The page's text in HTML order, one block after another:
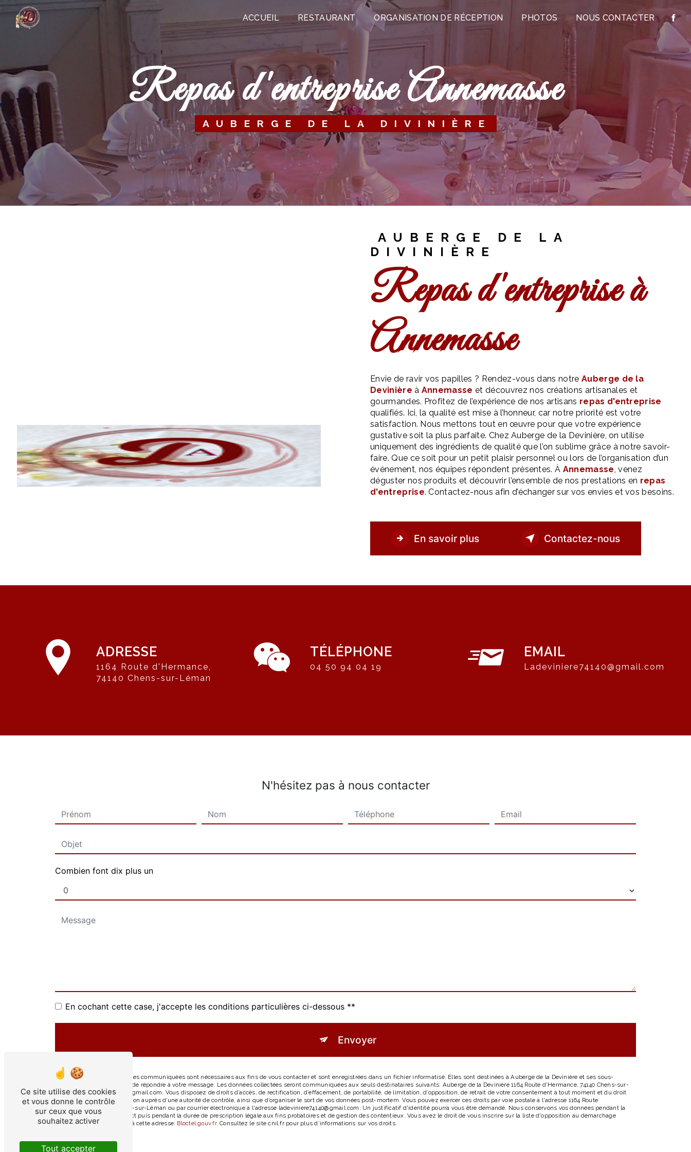
ACCUEIL RESTAURANT ORGANISATION DE RÉCEPTION PHOTOS NOUS CONTACTER
repas d'entreprise Annemasse
AUBERGE DE LA DIVINIÈRE
AUBERGE DE LA
DIVINIÈRE
repas d'entreprise à
Annemasse
Envie de ravir vos papilles ? Rendez-vous dans notre Auberge de la
Devinière à Annemasse et découvrez nos créations artisanales et
gourmandes. Profitez de l’expérience de nos artisans repas d'entreprise
qualifiés. Ici, la qualité est mise à l’honneur, car notre priorité est votre
satisfaction. Nous mettons tout en œuvre pour que votre expérience
gustative soit la plus parfaite. Chez Auberge de la Devinière, on utilise
uniquement des ingrédients de qualité que l’on sublime grâce à notre savoir-
faire. Que ce soit pour un petit plaisir personnel ou lors de l’organisation d’un
événement, nos équipes répondent présentes. À Annemasse, venez
déguster nos produits et découvrir l’ensemble de nos prestations en repas
d'entreprise. Contactez-nous afin d’échanger sur vos envies et vos besoins.
En savoir plus Contactez-nous
ADRESSE
1164 Route d'Hermance,
74140 Chens-sur-Léman
TÉLÉPHONE
04 50 94 04 19
EMAIL
ladeviniere74140@gmail.com
N'hésitez pas à nous contacter
Combien font dix plus un
En cochant cette case, j'accepte les conditions particulières ci-dessous **
Envoyer
** Les données personnelles communiquées sont nécessaires aux fins de vous contacter et sont enregistrées dans un fichier informatisé. Elles sont destinées à Auberge de la Devinière et ses sous-
traitants dans le seul but de répondre à votre message. Les données collectées seront communiquées aux seuls destinataires suivants: Auberge de la Devinière 1164 Route d'Hermance, 74140 Chens-sur-
Léman ladeviniere74140@gmail.com. Vous disposez de droits d’accès, de rectification, d’effacement, de portabilité, de limitation, d’opposition, de retrait de votre consentement à tout moment et du droit
d’introduire une réclamation auprès d’une autorité de contrôle, ainsi que d’organiser le sort de vos données post-mortem. Vous pouvez exercer ces droits par voie postale à l'adresse 1164 Route
d'Hermance, 74140 Chens-sur-Léman ou par courrier électronique à l'adresse ladeviniere74140@gmail.com. Un justificatif d'identité pourra vous être demandé. Nous conservons vos données pendant la
période de prise de contact puis pendant la durée de prescription légale aux fins probatoires et de gestion des contentieux. Vous avez le droit de vous inscrire sur la liste d'opposition au démarchage
téléphonique, disponible à cette adresse:
Bloctel.gouv.fr. Consultez le site cnil.fr pour plus d’informations sur vos droits.
Panneau de gestion des cookies
Ce site utilise des cookies
et vous donne le contrôle
sur ceux que vous
souhaitez activer
Tout accepter